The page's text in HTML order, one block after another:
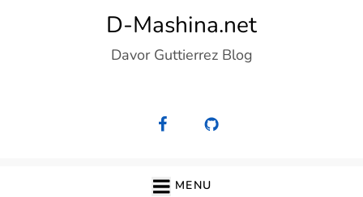
D-Mashina.net
Davor Guttierrez Blog
MENU